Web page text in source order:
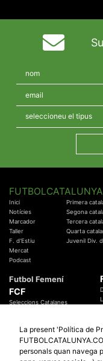
Inici
Notícies
Marcador
Taller
F. d'Estiu
Mercat
Podcast
Primera
Segona
Tercera
Quarta
Juvenil Div.
Futbol Femení
FCF
Seleccions Catalanes
Temes Federatius
Futbol Catalunya
La present 'Política de
personals quan navega